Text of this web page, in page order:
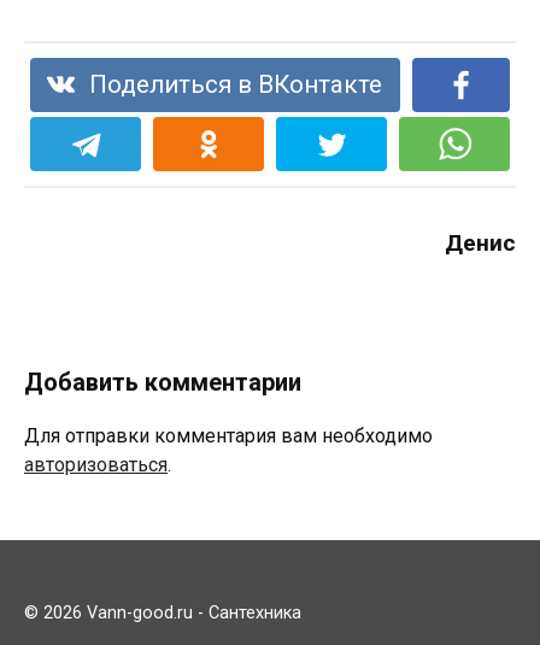
Поделиться в ВКонтакте
Денис
Добавить комментарии
Для отправки комментария вам необходимо
авторизоваться.
© 2026 Vann-good.ru - Сантехника